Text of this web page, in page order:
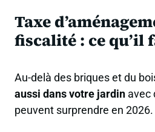
Taxe
fiscalité : ce qu’il
Au-delà des briques et du
aussi dans votre jardin avec
peuvent surprendre en 2026.